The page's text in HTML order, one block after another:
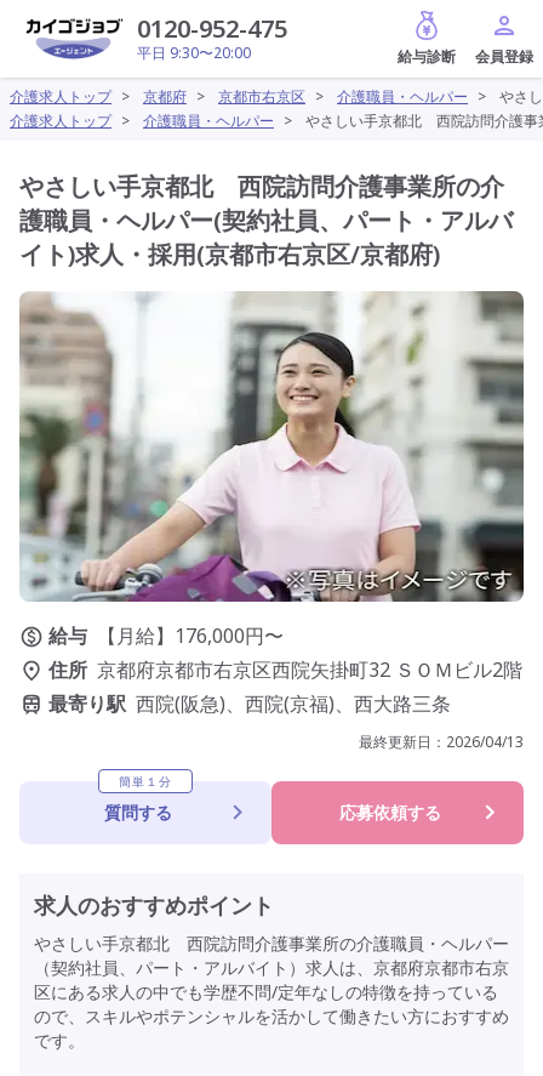
0120-952-475
平日 9:30〜20:00
給与診断
介護求人トップ > 京都府 > 京都市右京区 > 介護職員・ヘルパー >
やさ
介護求人トップ > 介護職員・ヘルパー > やさしい手京都北 西院訪問介護事
やさしい手京都北 西院訪問介護事業所の介
護職員・ヘルパー(契約社員、パート・アルバ
イト)求人・採用(京都市右京区/京都府)
給与
【月給】176,000円〜
住所 京都府京都市右京区西院矢掛町32 ＳＯＭビル2階
最寄り駅 西院(阪急)、西院(京福)、西大路三条
最終更新日： 2026/04/13
簡単１分
質問する 応募依頼する
求人のおすすめポイント
やさしい手京都北 西院訪問介護事業所の介護職員・ヘルパー
（契約社員、パート・アルバイト）求人は、京都府京都市右京
区にある求人の中でも学歴不問/定年なしの特徴を持っている
ので、スキルやポテンシャルを活かして働きたい方におすすめ
です。